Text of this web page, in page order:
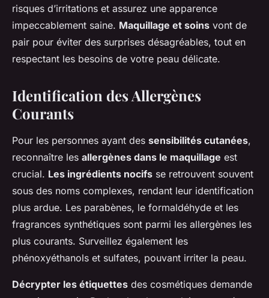
risques d’irritations et assurez une apparence
impeccablement saine. Maquillage et soins vont de
pair pour éviter des surprises désagréables, tout en
respectant les besoins de votre peau délicate.
Identification des Allergènes
Courants
Pour les personnes ayant des sensibilités cutanées,
reconnaître les allergènes dans le maquillage est
crucial. Les ingrédients nocifs se retrouvent souvent
sous des noms complexes, rendant leur identification
plus ardue. Les parabènes, le formaldéhyde et les
fragrances synthétiques sont parmi les allergènes les
plus courants. Surveillez également les
phénoxyéthanols et sulfates, pouvant irriter la peau.
Décrypter les étiquettes des cosmétiques demande